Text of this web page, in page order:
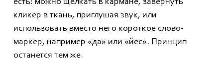
есть: можно щёлкать в кармане, завернуть
кликер в ткань, приглушая звук, или
использовать вместо него короткое слово-
маркер, например «да» или «йес». Принцип
останется тем же.